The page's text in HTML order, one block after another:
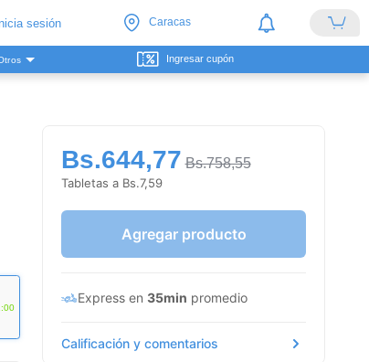
sesión Caracas
Ingresar cupón
Bs.644,77 Bs.758,55
Tabletas a Bs.7,59
Agregar producto
Express en 35min promedio
Calificación y comentarios